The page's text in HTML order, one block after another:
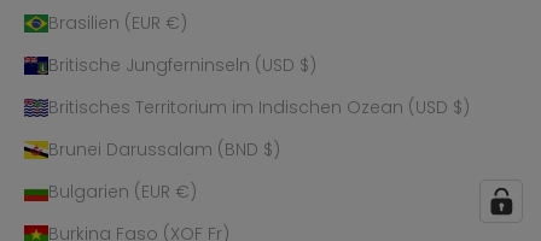
Brasilien (EUR €)
Britische Jungferninseln (USD $)
Britisches Territorium im Indischen Ozean (USD $)
Brunei Darussalam (BND $)
Bulgarien (EUR €)
Burkina Faso (XOF Fr)